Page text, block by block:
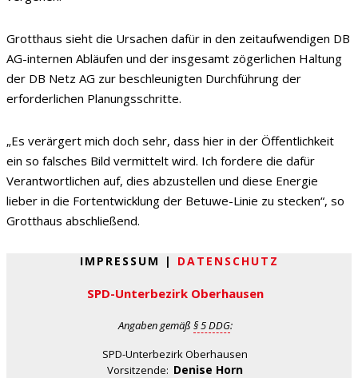
Grotthaus sieht die Ursachen dafür in den zeitaufwendigen DB
AG-internen Abläufen und der insgesamt zögerlichen Haltung
der DB Netz AG zur beschleunigten Durchführung der
erforderlichen Planungsschritte.
„Es verärgert mich doch sehr, dass hier in der Öffentlichkeit
ein so falsches Bild vermittelt wird. Ich fordere die dafür
Verantwortlichen auf, dies abzustellen und diese Energie
lieber in die Fortentwicklung der Betuwe-Linie zu stecken“, so
Grotthaus abschließend.
IMPRESSUM | DATENSCHUTZ
SPD-Unterbezirk Oberhausen
Angaben gemäß § 5 DDG:
SPD-Unterbezirk Oberhausen
Vorsitzende: Denise Horn